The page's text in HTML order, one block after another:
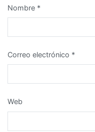
Nombre *
Correo electrónico *
Web